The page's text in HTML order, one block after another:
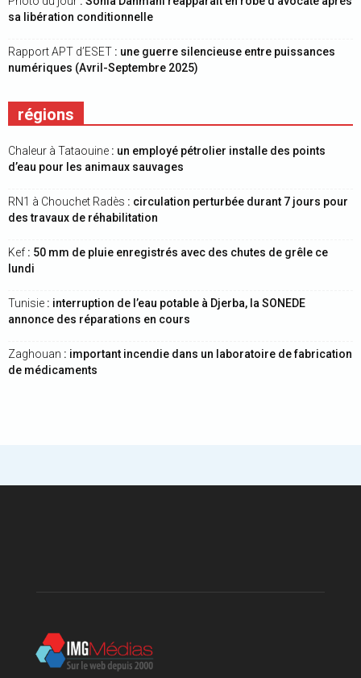
sa libération conditionnelle
Rapport APT d’ESET : une guerre silencieuse entre puissances
numériques (Avril-Septembre 2025)
régions
Chaleur à Tataouine : un employé pétrolier installe des points
d’eau pour les animaux sauvages
RN1 à Chouchet Radès : circulation perturbée durant 7 jours pour
des travaux de réhabilitation
Kef : 50 mm de pluie enregistrés avec des chutes de grêle ce
lundi
Tunisie : interruption de l’eau potable à Djerba, la SONEDE
annonce des réparations en cours
Zaghouan : important incendie dans un laboratoire de fabrication
de médicaments